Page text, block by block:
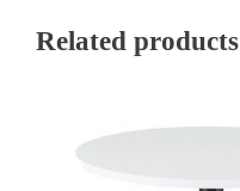
Related products